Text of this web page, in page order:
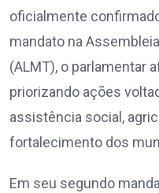
oficialmente
mandato na
(ALMT), o parlamentar
priorizando ações
assistência social,
fortalecimento dos
Em seu segundo